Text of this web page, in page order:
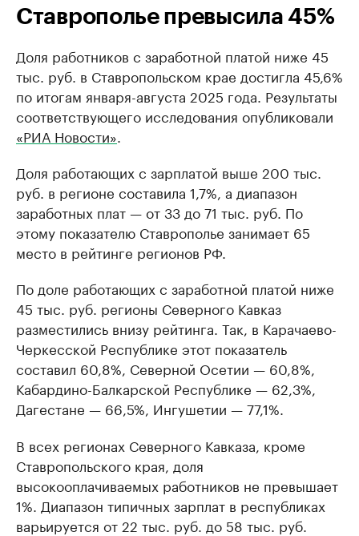
Ставрополье превысила 45%
Доля работников с заработной платой ниже 45
тыс. руб. в Ставропольском крае достигла 45,6%
по итогам января-августа 2025 года. Результаты
соответствующего исследования опубликовали
«РИА Новости»
Доля работающих с зарплатой выше 200 тыс.
руб. в регионе составила 1,7%, а диапазон
заработных плат — от 33 до 71 тыс. руб. По
этому показателю Ставрополье занимает 65
место в рейтинге регионов РФ.
По доле работающих с заработной платой ниже
45 тыс. руб. регионы Северного Кавказ
разместились внизу рейтинга. Так, в Карачаево-
Черкесской Республике этот показатель
составил 60,8%, Северной Осетии — 60,8%,
Кабардино-Балкарской Республике — 62,3%,
Дагестане — 66,5%, Ингушетии — 77,1%.
В всех регионах Северного Кавказа, кроме
Ставропольского края, доля
высокооплачиваемых работников не превышает
1%. Диапазон типичных зарплат в республиках
варьируется от 22 тыс. руб. до 58 тыс. руб.